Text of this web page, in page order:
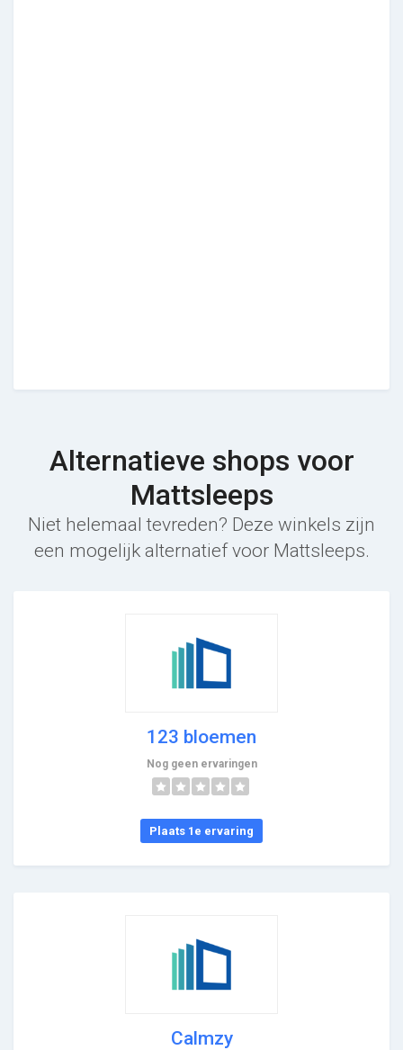
Alternatieve shops voor
Mattsleeps
Niet helemaal tevreden? Deze winkels zijn
een mogelijk alternatief voor Mattsleeps.
123 bloemen
Nog geen ervaringen
Plaats 1e ervaring
Calmzy